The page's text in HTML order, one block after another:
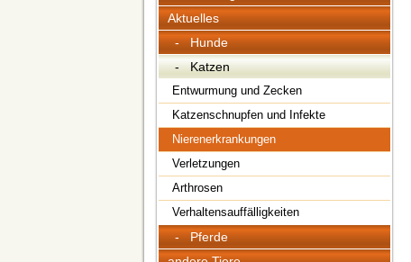
Aktuelles
- Hunde
- Katzen
Entwurmung und Zecken
Katzenschnupfen und Infekte
Nierenerkrankungen
Verletzungen
Arthrosen
Verhaltensauffälligkeiten
- Pferde